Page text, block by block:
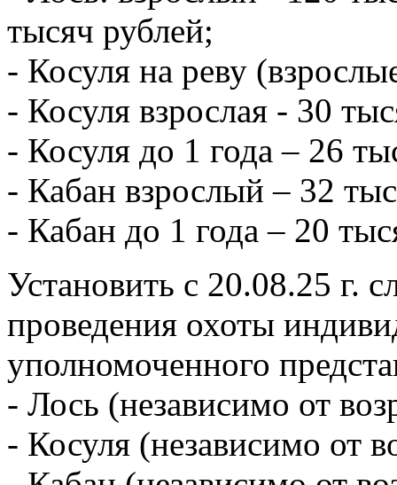
тысяч рублей;
- Косуля на реву
- Косуля взрослая - 30
- Косуля до 1 года – 26
- Кабан взрослый – 32
- Кабан до 1 года – 20
Установить с 20.08.25 г.
проведения охоты
уполномоченного
- Лось (независимо от
- Косуля (независимо от